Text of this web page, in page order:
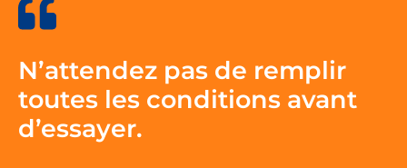
N’attendez pas de remplir
toutes les conditions avant
d’essayer.